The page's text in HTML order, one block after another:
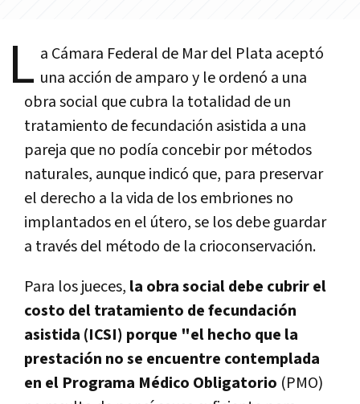
L a Cámara Federal de Mar del Plata aceptó
una acción de amparo y le ordenó a una
obra social que cubra la totalidad de un
tratamiento de fecundación asistida a una
pareja que no podía concebir por métodos
naturales, aunque indicó que, para preservar
el derecho a la vida de los embriones no
implantados en el útero, se los debe guardar
a través del método de la crioconservación.
Para los jueces, la obra social debe cubrir el
costo del tratamiento de fecundación
asistida (ICSI) porque "el hecho que la
prestación no se encuentre contemplada
en el Programa Médico Obligatorio (PMO)